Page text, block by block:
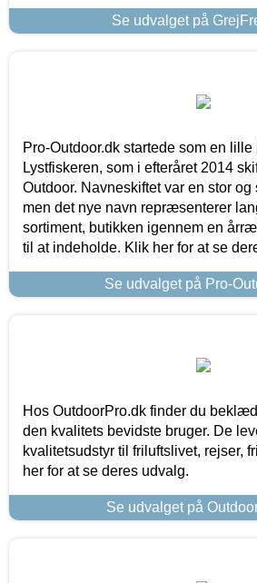
Se udvalget på
Pro-Outdoor.dk startede som en lille
Lystfiskeren, som i efteråret 2014
Outdoor. Navneskiftet var en stor
men det nye navn repræsenterer
sortiment, butikken igennem en
til at indeholde. Klik her for at se
Se udvalget på Pro-
Hos OutdoorPro.dk finder du
den kvalitets bevidste bruger. De
kvalitetsudstyr til friluftslivet, rejser,
her for at se deres udvalg.
Se udvalget på